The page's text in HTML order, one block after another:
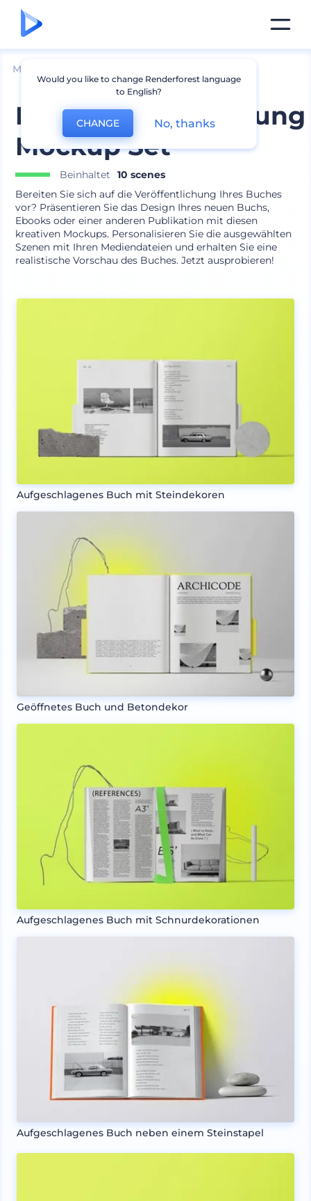
Mockups
Buchveröffentlichung
Mockup Set
Beinhaltet
10 scenes
Bereiten Sie sich auf die Veröffentlichung Ihres Buches
vor? Präsentieren Sie das Design Ihres neuen Buchs,
Ebooks oder einer anderen Publikation mit diesen
kreativen Mockups. Personalisieren Sie die ausgewählten
Szenen mit Ihren Mediendateien und erhalten Sie eine
realistische Vorschau des Buches. Jetzt ausprobieren!
Aufgeschlagenes Buch mit Steindekoren
Geöffnetes Buch und Betondekor
Aufgeschlagenes Buch mit Schnurdekorationen
Aufgeschlagenes Buch neben einem Steinstapel
Would you like to change Renderforest language
to English?
CHANGE No, thanks